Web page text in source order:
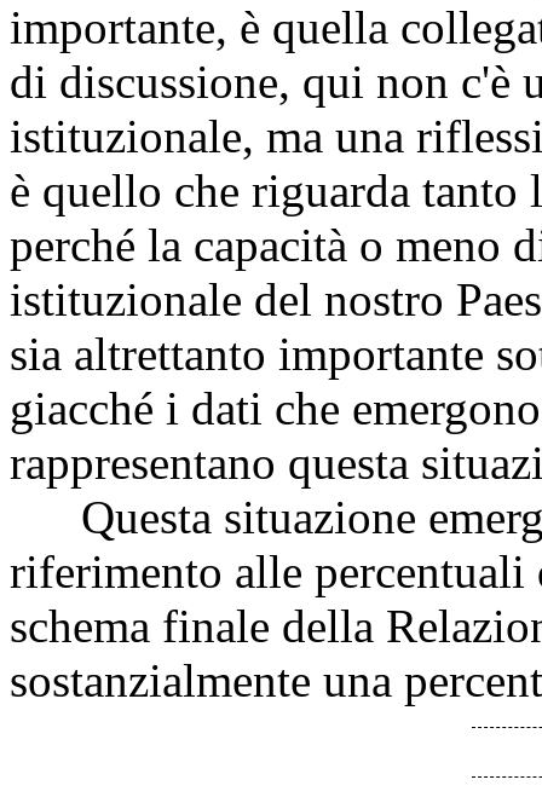
importante, è quella
di discussione, qui non
istituzionale, ma una
è quello che riguarda
perché la capacità o meno
istituzionale del nostro
sia altrettanto importante
giacché i dati che
rappresentano questa
Questa situazione
riferimento alle percentuali
schema finale della
sostanzialmente una